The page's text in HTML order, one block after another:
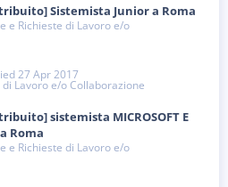
Sistemista Junior a Roma
e Richieste di Lavoro e/o
Lavoro e/o Collaborazione
27 Apr 2017
sistemista MICROSOFT E
Roma
e Richieste di Lavoro e/o